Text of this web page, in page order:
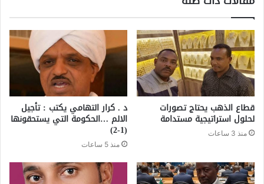
قطاع الذهب يحتاج تصورات
لحلول استراتيجية مستدامة
منذ 3 ساعات
د . كرار التهامي يكتب : تأجيل
الالم …الحكومة التي يستحقونها
(1-2)
منذ 5 ساعات